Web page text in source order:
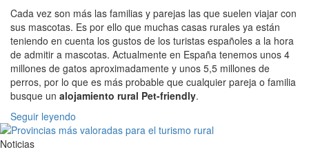
Cada vez son más las familias y parejas las que suelen viajar con
sus mascotas. Es por ello que muchas casas rurales ya están
teniendo en cuenta los gustos de los turistas españoles a la hora
de admitir a mascotas. Actualmente en España tenemos unos 4
millones de gatos aproximadamente y unos 5,5 millones de
perros, por lo que es más probable que cualquier pareja o familia
busque un alojamiento rural Pet-friendly.
Seguir leyendo
Noticias